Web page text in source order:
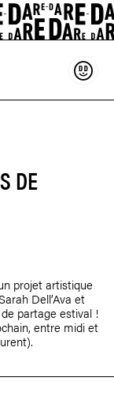
DE
projet artistique
Dell’Ava et
partage estival !
entre midi et